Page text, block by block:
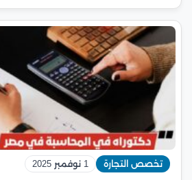
تخصص التجارة 1 نوفمبر 2025